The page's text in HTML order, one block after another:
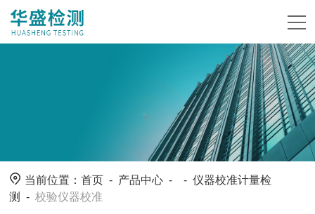
当前位置：首页 - 产品中心 - -仪器校准计量检
测
-校验仪器校准